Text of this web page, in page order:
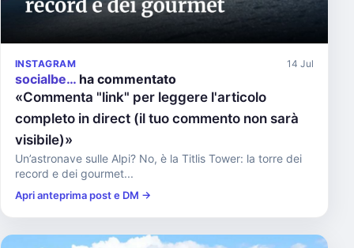
INSTAGRAM 14 Jul
socialbe… ha commentato
«Commenta "link" per leggere l'articolo
completo in direct (il tuo commento non sarà
visibile)»
Un’astronave sulle Alpi? No, è la Titlis Tower: la torre dei
record e dei gourmet...
Apri anteprima post e DM →